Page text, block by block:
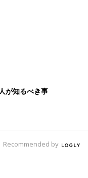
が知るべき事
Recommended by